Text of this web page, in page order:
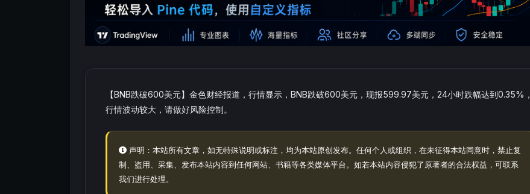
【BNB跌破600美元】金色财经报道，行情显示，BNB跌破600美元，现报599.97美元，24小时跌幅达到0.35%，
行情波动较大，请做好风险控制。
声明：本站所有文章，如无特殊说明或标注，均为本站原创发布。任何个人或组织，在未征得本站同意时，禁止复
制、盗用、采集、发布本站内容到任何网站、书籍等各类媒体平台。如若本站内容侵犯了原著者的合法权益，可联系
我们进行处理。